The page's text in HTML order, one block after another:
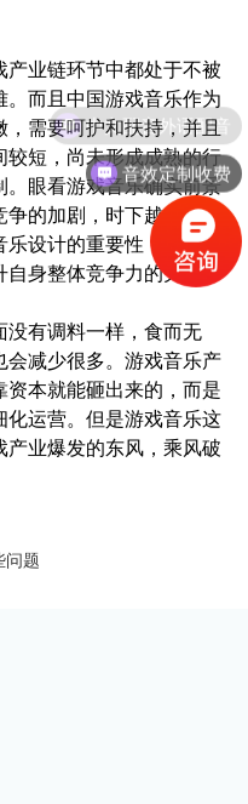
产业链环节中都处于不被
而且中国游戏音乐作为
需要呵护和扶持，并且
较短，尚未形成成熟的行
。眼看游戏音乐确实前景
的加剧，时下越来越多
设计的重要性，好的游
自身整体竞争力的关键。
没有调料一样，食而无
会减少很多。游戏音乐产
资本就能砸出来的，而是
运营。 但是游戏音乐这
产业爆发的东风，乘风破
问题
音效定制收费
中文配音外语配音